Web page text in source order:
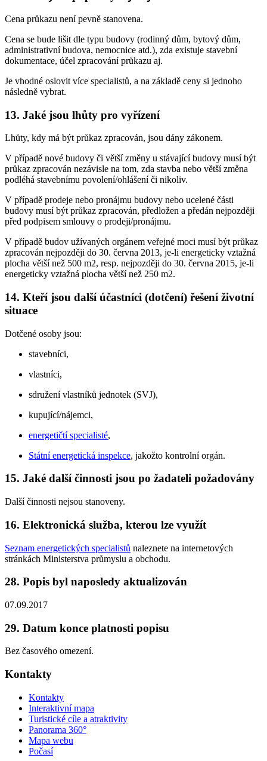
Cena průkazu není pevně stanovena.
Cena se bude lišit dle typu budovy (rodinný dům, bytový dům,
administrativní budova, nemocnice atd.), zda existuje stavební
dokumentace, účel zpracování průkazu aj.
Je vhodné oslovit více specialistů, a na základě ceny si jednoho
následně vybrat.
13. Jaké jsou lhůty pro vyřízení
Lhůty, kdy má být průkaz zpracován, jsou dány zákonem.
V případě nové budovy či větší změny u stávající budovy musí být
průkaz zpracován nezávisle na tom, zda stavba nebo větší změna
podléhá stavebnímu povolení/ohlášení či nikoliv.
V případě prodeje nebo pronájmu budovy nebo ucelené části
budovy musí být průkaz zpracován, předložen a předán nejpozději
před podpisem smlouvy o prodeji/pronájmu.
V případě budov užívaných orgánem veřejné moci musí být průkaz
zpracován nejpozději do 30. června 2013, je-li energeticky vztažná
plocha větší než 500 m2, resp. nejpozději do 30. června 2015, je-li
energeticky vztažná plocha větší než 250 m2.
14. Kteří jsou další účastníci (dotčení) řešení životní
situace
Dotčené osoby jsou:
stavebníci,
vlastníci,
sdružení vlastníků jednotek (SVJ),
kupující/nájemci,
energetičtí specialisté,
Státní energetická inspekce, jakožto kontrolní orgán.
15. Jaké další činnosti jsou po žadateli požadovány
Další činnosti nejsou stanoveny.
16. Elektronická služba, kterou lze využít
Seznam energetických specialistů naleznete na internetových
stránkách Ministerstva průmyslu a obchodu.
28. Popis byl naposledy aktualizován
07.09.2017
29. Datum konce platnosti popisu
Bez časového omezení.
Kontakty
Kontakty
Interaktivní mapa
Turistické cíle a atraktivity
Panorama 360°
Mapa webu
Počasí